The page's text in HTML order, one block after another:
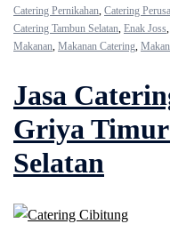
Catering Pernikahan, Catering
Catering Tambun Selatan, Enak Joss,
Makanan, Makanan Catering,
Jasa
Griya
Selatan